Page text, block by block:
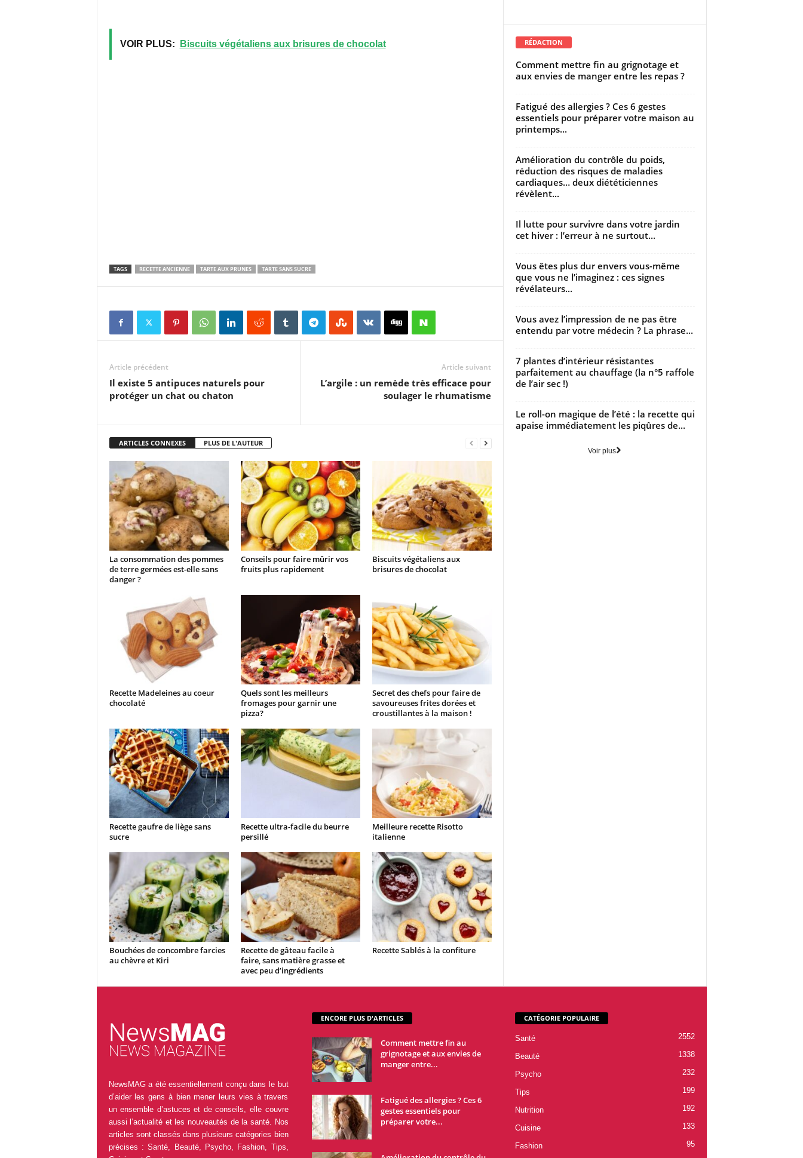
VOIR PLUS: Biscuits végétaliens aux brisures de chocolat
TAGS RECETTE ANCIENNE TARTE AUX PRUNES TARTE SANS SUCRE
Article précédent
Il existe 5 antipuces naturels pour
protéger un chat ou chaton
Article suivant
L’argile : un remède très efficace pour
soulager le rhumatisme
ARTICLES CONNEXES PLUS DE L'AUTEUR
La consommation des pommes
de terre germées est-elle sans
danger ?
Conseils pour faire mûrir vos
fruits plus rapidement
Biscuits végétaliens aux
brisures de chocolat
Recette Madeleines au coeur
chocolaté
Quels sont les meilleurs
fromages pour garnir une
pizza?
Secret des chefs pour faire de
savoureuses frites dorées et
croustillantes à la maison !
Recette gaufre de liège sans
sucre
Recette ultra-facile du beurre
persillé
Meilleure recette Risotto
italienne
Bouchées de concombre farcies
au chèvre et Kiri
Recette de gâteau facile à
faire, sans matière grasse et
avec peu d’ingrédients
Recette Sablés à la confiture
RÉDACTION
Comment mettre fin au grignotage et
aux envies de manger entre les repas ?
Fatigué des allergies ? Ces 6 gestes
essentiels pour préparer votre maison au
printemps...
Amélioration du contrôle du poids,
réduction des risques de maladies
cardiaques… deux diététiciennes
révèlent...
Il lutte pour survivre dans votre jardin
cet hiver : l’erreur à ne surtout...
Vous êtes plus dur envers vous-même
que vous ne l’imaginez : ces signes
révélateurs...
Vous avez l’impression de ne pas être
entendu par votre médecin ? La phrase...
7 plantes d’intérieur résistantes
parfaitement au chauffage (la n°5 raffole
de l’air sec !)
Le roll-on magique de l’été : la recette qui
apaise immédiatement les piqûres de...
Voir plus
NewsMAG a été essentiellement conçu dans le but
d’aider les gens à bien mener leurs vies à travers
un ensemble d’astuces et de conseils, elle couvre
aussi l’actualité et les nouveautés de la santé. Nos
articles sont classés dans plusieurs catégories bien
précises : Santé, Beauté, Psycho, Fashion, Tips,
ENCORE PLUS D'ARTICLES
Comment mettre fin au
grignotage et aux envies de
manger entre...
Fatigué des allergies ? Ces 6
gestes essentiels pour
préparer votre...
CATÉGORIE POPULAIRE
Santé 2552
Beauté 1338
Psycho 232
Tips 199
Nutrition 192
Cuisine 133
Fashion 95